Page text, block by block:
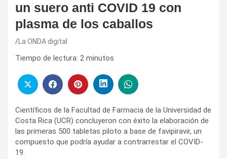
un suero anti COVID 19 con
plasma de los caballos
La ONDA digital
Tiempo de lectura: 2 minutos
Científicos de la Facultad de Farmacia de la Universidad de
Costa Rica (UCR) concluyeron con éxito la elaboración de
las primeras 500 tabletas piloto a base de favipiravir, un
compuesto que podría ayudar a contrarrestar el COVID-
19.